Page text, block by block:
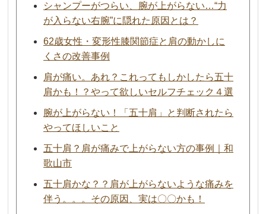
シャンプーがつらい、腕が上がらない…“力
が入らない右腕”に隠れた原因とは？
62歳女性・変形性膝関節症と肩の動かしに
くさの改善事例
肩が痛い。あれ？これってもしかしたら五十
肩かも！？やって欲しいセルフチェック４選
腕が上がらない！「五十肩」と判断されたら
やってほしいこと
五十肩？肩が痛みで上がらない方の事例｜和
歌山市
五十肩かな？？肩が上がらないような痛みを
伴う。。。その原因、実は〇〇かも！